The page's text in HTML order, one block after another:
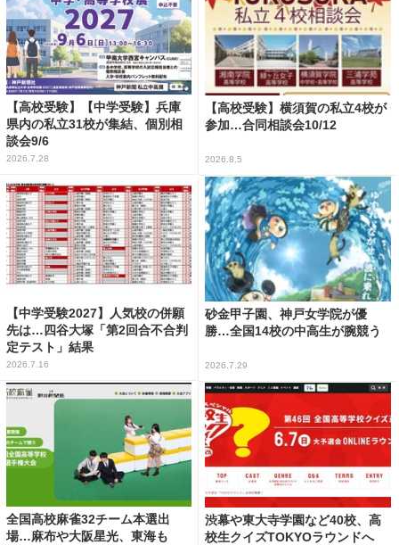
【高校受験】【中学受験】兵庫
県内の私立31校が集結、個別相
談会9/6
2026.7.28
【高校受験】横須賀の私立4校が
参加…合同相談会10/12
2026.8.5
【中学受験2027】人気校の併願
先は…四谷大塚「第2回合不合判
定テスト」結果
2026.7.16
砂金甲子園、神戸女学院が優
勝…全国14校の中高生が腕競う
2026.7.29
全国高校麻雀32チーム本選出
場…麻布や大阪星光、東海も
渋幕や東大寺学園など40校、高
校生クイズTOKYOラウンドへ